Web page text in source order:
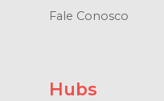
Fale Conosco
Hubs